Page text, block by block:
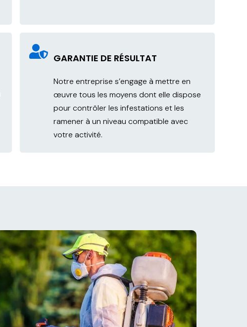
GARANTIE DE RÉSULTAT
Notre entreprise s’engage à mettre en
œuvre tous les moyens dont elle dispose
pour contrôler les infestations et les
ramener à un niveau compatible avec
votre activité.